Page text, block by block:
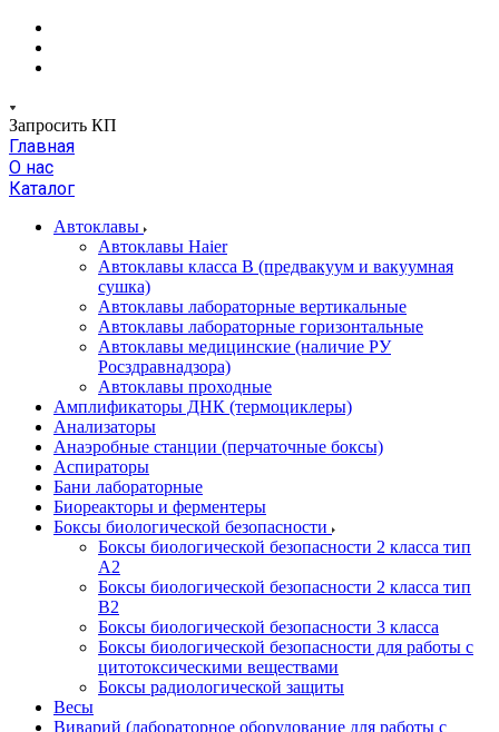
Запросить КП
Главная
О нас
Каталог
Автоклавы
Автоклавы Haier
Автоклавы класса B (предвакуум и вакуумная
сушка)
Автоклавы лабораторные вертикальные
Автоклавы лабораторные горизонтальные
Автоклавы медицинские (наличие РУ
Росздравнадзора)
Автоклавы проходные
Амплификаторы ДНК (термоциклеры)
Анализаторы
Анаэробные станции (перчаточные боксы)
Аспираторы
Бани лабораторные
Биореакторы и ферментеры
Боксы биологической безопасности
Боксы биологической безопасности 2 класса тип
A2
Боксы биологической безопасности 2 класса тип
B2
Боксы биологической безопасности 3 класса
Боксы биологической безопасности для работы с
цитотоксическими веществами
Боксы радиологической защиты
Весы
Виварий (лабораторное оборудование для работы с